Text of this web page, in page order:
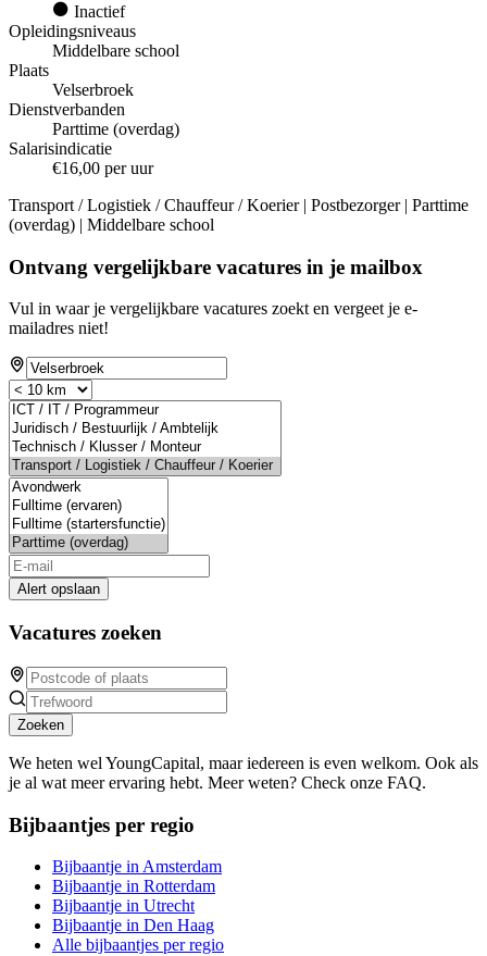
Inactief
Opleidingsniveaus
Middelbare school
Plaats
Velserbroek
Dienstverbanden
Parttime (overdag)
Salarisindicatie
€16,00 per uur
Transport / Logistiek / Chauffeur / Koerier | Postbezorger | Parttime
(overdag) | Middelbare school
Ontvang vergelijkbare vacatures in je mailbox
Vul in waar je vergelijkbare vacatures zoekt en vergeet je e-
mailadres niet!
Alert opslaan
Vacatures zoeken
Zoeken
We heten wel YoungCapital, maar iedereen is even welkom. Ook als
je al wat meer ervaring hebt. Meer weten? Check onze FAQ.
Bijbaantjes per regio
Bijbaantje in Amsterdam
Bijbaantje in Rotterdam
Bijbaantje in Utrecht
Bijbaantje in Den Haag
Alle bijbaantjes per regio